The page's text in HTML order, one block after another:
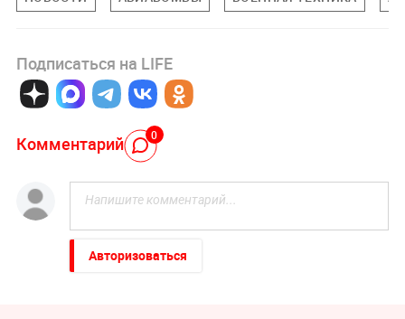
Подписаться на LIFE
Комментарий 0
Авторизоваться